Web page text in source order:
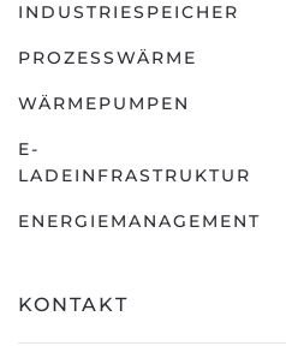
INDUSTRIESPEICHER
PROZESSWÄRME
WÄRMEPUMPEN
E-
LADEINFRASTRUKTUR
ENERGIEMANAGEMENT
KONTAKT